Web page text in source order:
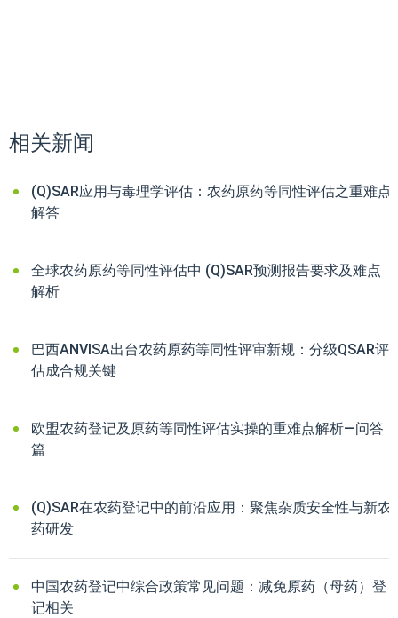
相关新闻
(Q)SAR应用与毒理学评估：农药原药等同性评估之重难点
解答
全球农药原药等同性评估中 (Q)SAR预测报告要求及难点
解析
巴西ANVISA出台农药原药等同性评审新规：分级QSAR评
估成合规关键
欧盟农药登记及原药等同性评估实操的重难点解析—问答
篇
(Q)SAR在农药登记中的前沿应用：聚焦杂质安全性与新农
药研发
中国农药登记中综合政策常见问题：减免原药（母药）登
记相关